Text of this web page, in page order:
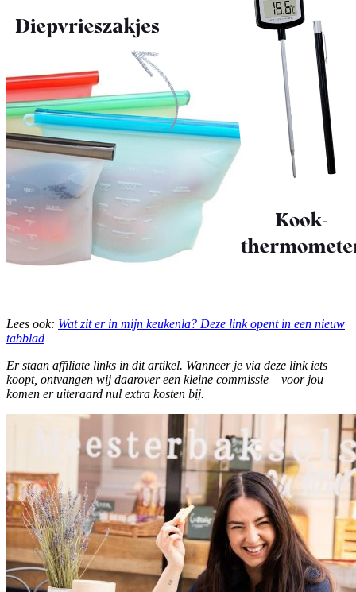
Lees ook: Wat zit er in mijn keukenla? Deze link opent in een nieuw
tabblad
Er staan affiliate links in dit artikel. Wanneer je via deze link iets
koopt, ontvangen wij daarover een kleine commissie – voor jou
komen er uiteraard nul extra kosten bij.